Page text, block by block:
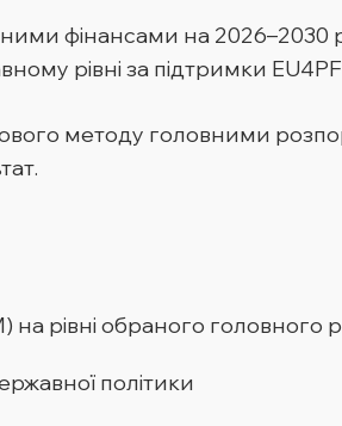
фінансами на
рівні за підтримки
методу головними
рівні обраного головного
політики